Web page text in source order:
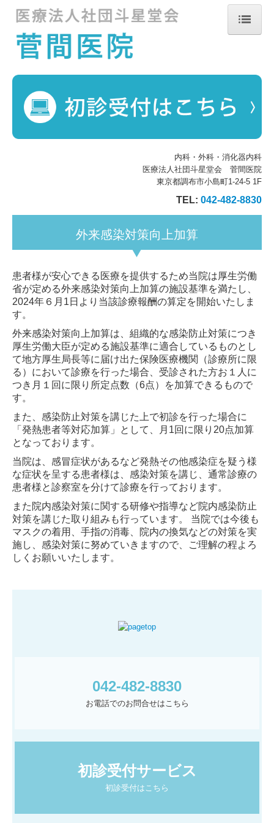
ホーム
院長紹介
診療のご案内
内科・外科・消化器内科
医療法人社団斗星堂会 菅間医院
東京都調布市小島町1-24-5 1F
TEL: 042-482-8830
外来感染対策向上加算
患者様が安心できる医療を提供するため当院は厚生労働
省が定める外来感染対策向上加算の施設基準を満たし、
2024年６月1日より当該診療報酬の算定を開始いたしま
す。
外来感染対策向上加算は、組織的な感染防止対策につき
厚生労働大臣が定める施設基準に適合しているものとし
て地方厚生局長等に届け出た保険医療機関（診療所に限
る）において診療を行った場合、受診された方お１人に
つき月１回に限り所定点数（6点）を加算できるもので
す。
また、感染防止対策を講じた上で初診を行った場合に
「発熱患者等対応加算」として、月1回に限り20点加算
と なっております。
当院は、感冒症状があるなど発熱その他感染症を疑う様
な症状を呈する患者様は、感染対策を講じ、通常診療の
患者様と診察室を分けて診療を行っております。
また院内感染対策に関する研修や指導など院内感染防止
対策を講じた取り組みも行っています。 当院では今後 も
マスクの着用、手指の消毒、院内の換気などの対策を実
施し、感染対策に努めていきますので、ご理解の程よ ろ
しくお願いいたします。
042-482-8830
お電話でのお問合せはこちら
初診受付サービス
初診受付はこちら